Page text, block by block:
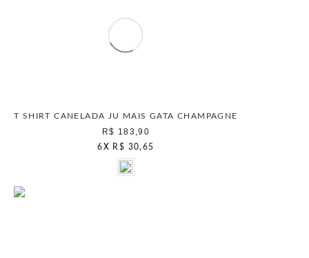
T SHIRT CANELADA JU MAIS GATA CHAMPAGNE
R$ 183,90
6 X R$ 30,65